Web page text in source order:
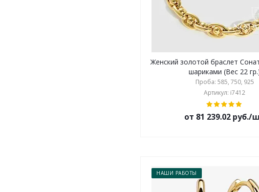
Женский золотой браслет
шариками (Вес 22
Проба: 585, 750, 925
Артикул: i7412
от 81 239.02 руб./
НАШИ РАБОТЫ